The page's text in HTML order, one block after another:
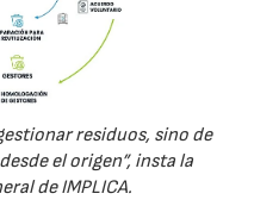
residuos, sino de
el origen”, insta la
de IMPLICA.